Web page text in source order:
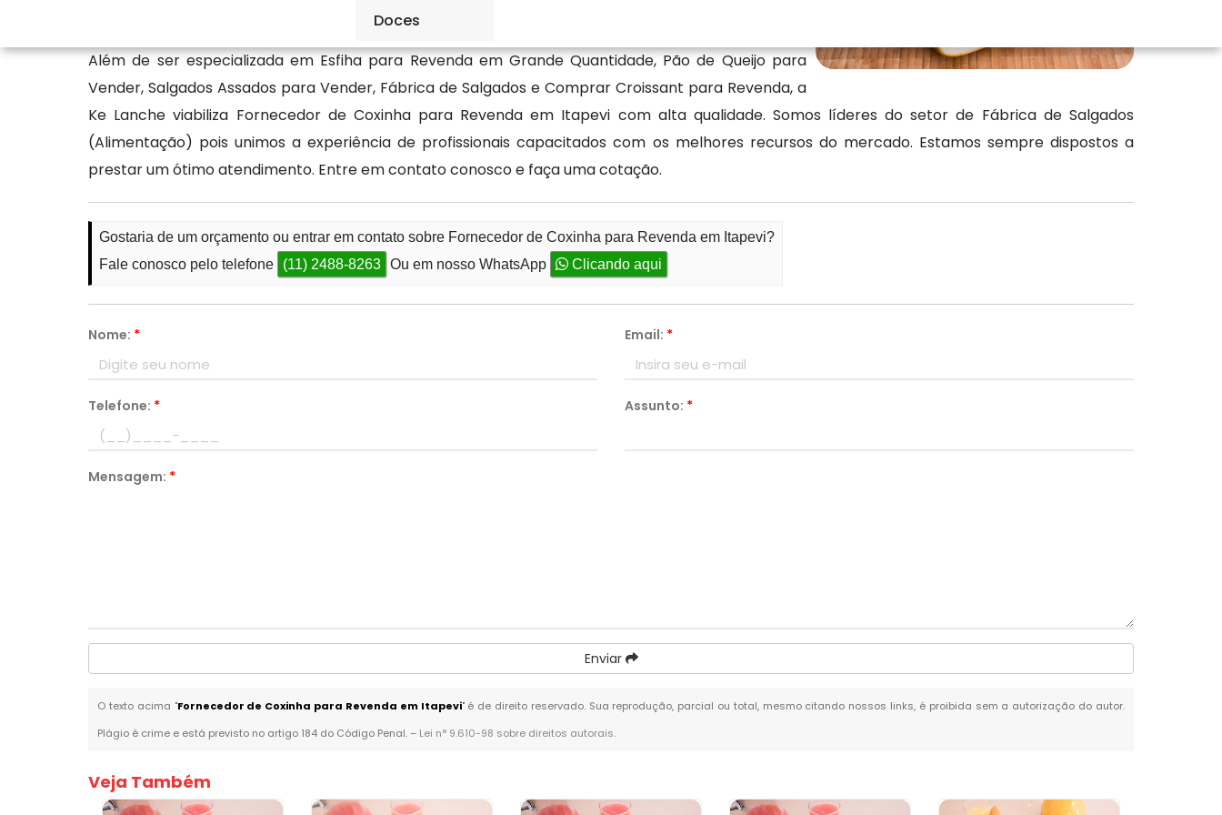
Doces
Além de ser especializada em Esfiha para Revenda em Grande Quantidade, Pão de Queijo para
Vender, Salgados Assados para Vender, Fábrica de Salgados e Comprar Croissant para Revenda, a
Ke Lanche viabiliza Fornecedor de Coxinha para Revenda em Itapevi com alta qualidade. Somos líderes do setor de Fábrica de Salgados
(Alimentação) pois unimos a experiência de profissionais capacitados com os melhores recursos do mercado. Estamos sempre dispostos a
prestar um ótimo atendimento. Entre em contato conosco e faça uma cotação.
Gostaria de um orçamento ou entrar em contato sobre Fornecedor de Coxinha para Revenda em Itapevi?
Fale conosco pelo telefone
(11) 2488-8263 Ou em nosso WhatsApp Clicando aqui
Nome: * Email: *
Telefone: * Assunto: *
Mensagem: *
Enviar
O texto acima "Fornecedor de Coxinha para Revenda em Itapevi" é de direito reservado. Sua reprodução, parcial ou total, mesmo citando nossos links, é proibida sem a autorização do autor.
Plágio é crime e está previsto no artigo 184 do Código Penal. – Lei n° 9.610-98 sobre direitos autorais.
Veja Também